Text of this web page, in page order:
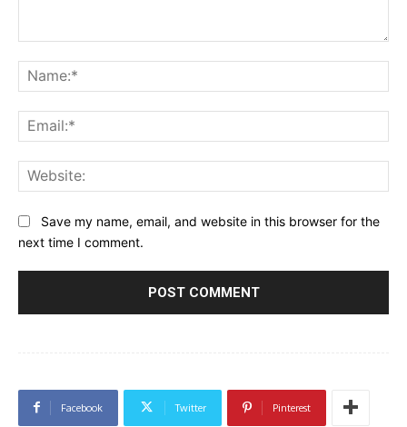
Save my name, email, and website in this browser for the
next time I comment.
Facebook Twitter Pinterest